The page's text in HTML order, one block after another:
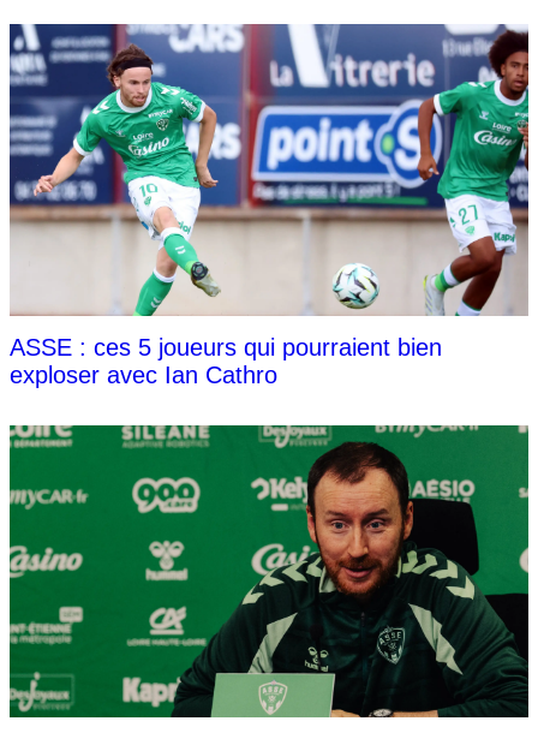
ASSE : ces 5 joueurs qui pourraient bien
exploser avec Ian Cathro